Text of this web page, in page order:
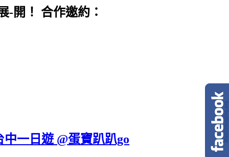
-開！ 合作邀約：
一日遊 @蛋寶趴趴go